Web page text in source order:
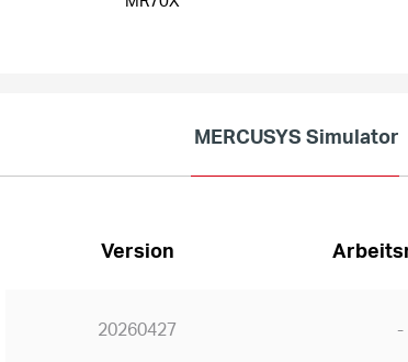
MERCUSYS Simulator
Version
20260427 -